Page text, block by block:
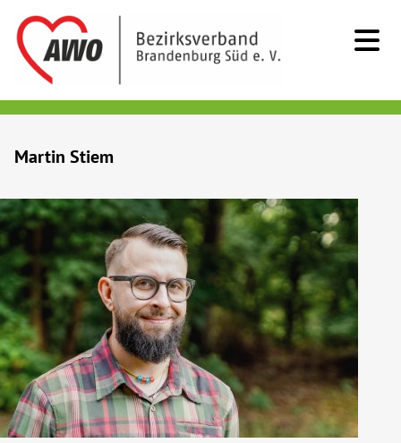
Menschen mit Behinderung
Beratung & Hilfe
Begegnung
Bildung
Über uns
Martin Stiem